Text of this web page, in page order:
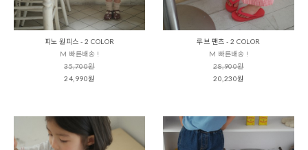
피노 원피스 - 2 COLOR
M 빠른배송 !
35,700원
24,990원
루브 팬츠 - 2 COLOR
M 빠른배송 !
28,900원
20,230원